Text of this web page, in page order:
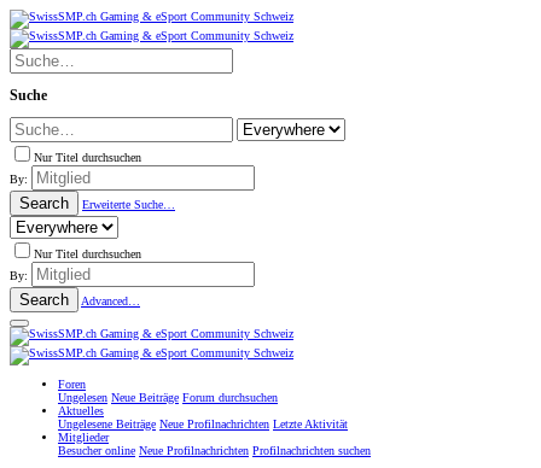
Suche
Nur Titel durchsuchen
By:
Search Erweiterte Suche…
Nur Titel durchsuchen
By:
Search Advanced…
Foren
Ungelesen Neue Beiträge Forum durchsuchen
Aktuelles
Ungelesene Beiträge Neue Profilnachrichten Letzte Aktivität
Mitglieder
Besucher online Neue Profilnachrichten Profilnachrichten suchen